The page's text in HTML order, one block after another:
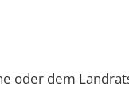
oder dem